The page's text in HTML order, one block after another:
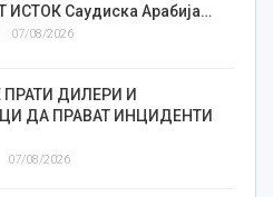
ИСТОК Саудиска Арабија…
07/08/2026
ДИЛЕРИ И
ДА ПРАВАТ ИНЦИДЕНТИ
07/08/2026